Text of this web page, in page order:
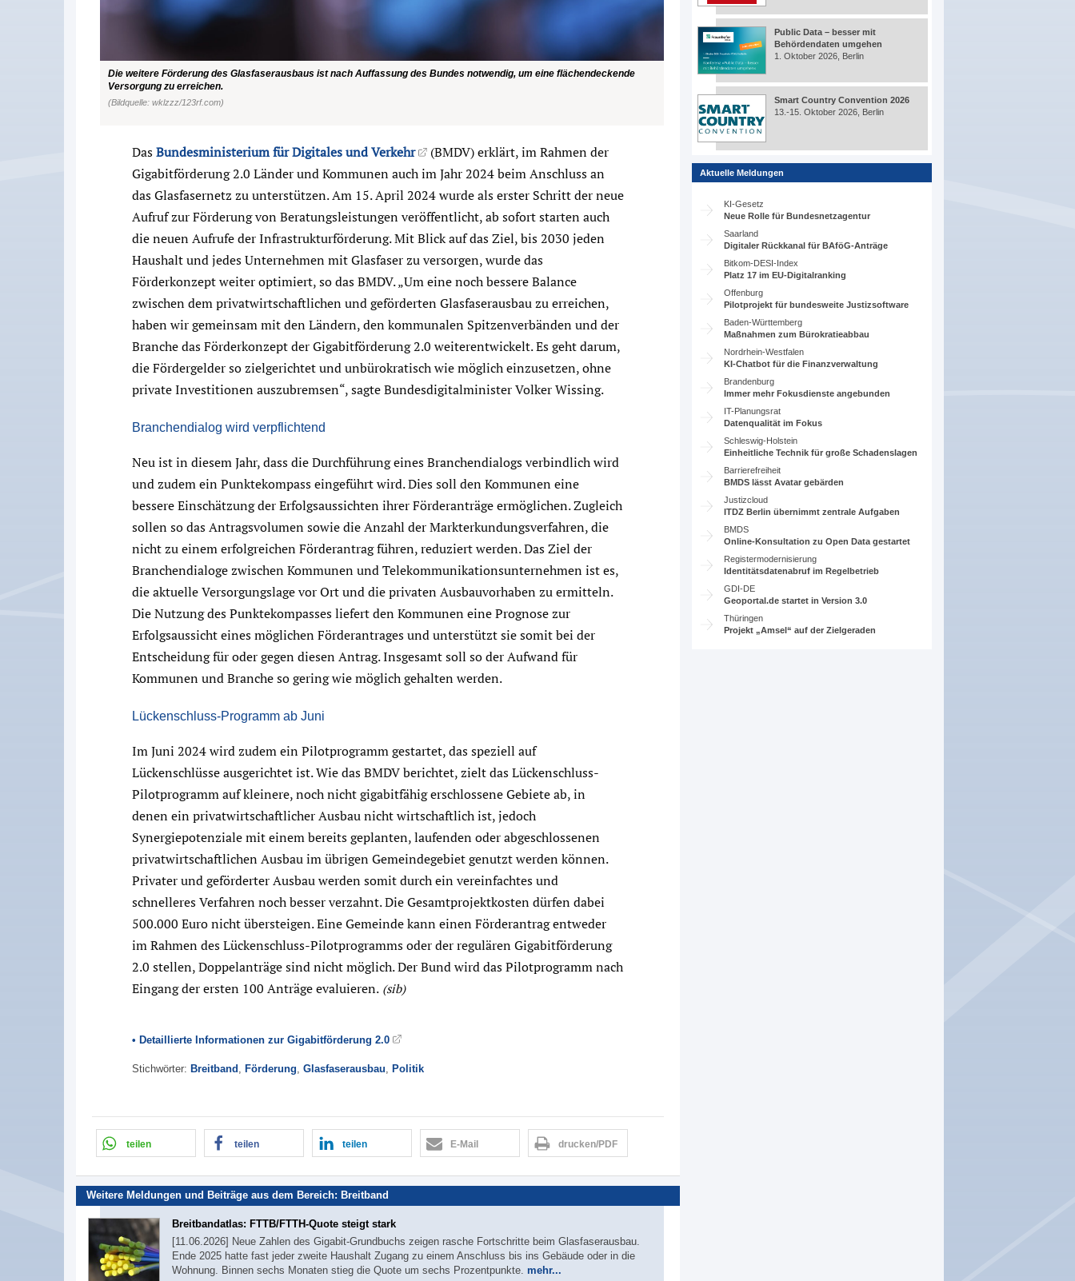
Die weitere Förderung des Glasfaserausbaus ist nach Auffassung des Bundes notwendig, um eine flächendeckende
Versorgung zu erreichen.
(Bildquelle: wklzzz/123rf.com)
DasBundesministerium für Digitales und Verkehr
(BMDV) erklärt, im Rahmen der
Gigabitförderung 2.0 Länder und Kommunen auch im Jahr 2024 beim Anschluss an
das Glasfasernetz zu unterstützen. Am 15. April 2024 wurde als erster Schritt der neue
Aufruf zur Förderung von Beratungsleistungen veröffentlicht, ab sofort starten auch
die neuen Aufrufe der Infrastrukturförderung. Mit Blick auf das Ziel, bis 2030 jeden
Haushalt und jedes Unternehmen mit Glasfaser zu versorgen, wurde das
Förderkonzept weiter optimiert, so das BMDV. „Um eine noch bessere Balance
zwischen dem privatwirtschaftlichen und geförderten Glasfaserausbau zu erreichen,
haben wir gemeinsam mit den Ländern, den kommunalen Spitzenverbänden und der
Branche das Förderkonzept der Gigabitförderung 2.0 weiterentwickelt. Es geht darum,
die Fördergelder so zielgerichtet und unbürokratisch wie möglich einzusetzen, ohne
private Investitionen auszubremsen“, sagte Bundesdigitalminister Volker Wissing.
Branchendialog wird verpflichtend
Neu ist in diesem Jahr, dass die Durchführung eines Branchendialogs verbindlich wird
und zudem ein Punktekompass eingeführt wird. Dies soll den Kommunen eine
bessere Einschätzung der Erfolgsaussichten ihrer Förderanträge ermöglichen. Zugleich
sollen so das Antragsvolumen sowie die Anzahl der Markterkundungsverfahren, die
nicht zu einem erfolgreichen Förderantrag führen, reduziert werden. Das Ziel der
Branchendialoge zwischen Kommunen und Telekommunikationsunternehmen ist es,
die aktuelle Versorgungslage vor Ort und die privaten Ausbauvorhaben zu ermitteln.
Die Nutzung des Punktekompasses liefert den Kommunen eine Prognose zur
Erfolgsaussicht eines möglichen Förderantrages und unterstützt sie somit bei der
Entscheidung für oder gegen diesen Antrag. Insgesamt soll so der Aufwand für
Kommunen und Branche so gering wie möglich gehalten werden.
Lückenschluss-Programm ab Juni
Im Juni 2024 wird zudem ein Pilotprogramm gestartet, das speziell auf
Lückenschlüsse ausgerichtet ist. Wie das BMDV berichtet, zielt das Lückenschluss-
Pilotprogramm auf kleinere, noch nicht gigabitfähig erschlossene Gebiete ab, in
denen ein privatwirtschaftlicher Ausbau nicht wirtschaftlich ist, jedoch
Synergiepotenziale mit einem bereits geplanten, laufenden oder abgeschlossenen
privatwirtschaftlichen Ausbau im übrigen Gemeindegebiet genutzt werden können.
Privater und geförderter Ausbau werden somit durch ein vereinfachtes und
schnelleres Verfahren noch besser verzahnt. Die Gesamtprojektkosten dürfen dabei
500.000 Euro nicht übersteigen. Eine Gemeinde kann einen Förderantrag entweder
im Rahmen des Lückenschluss-Pilotprogramms oder der regulären Gigabitförderung
2.0 stellen, Doppelanträge sind nicht möglich. Der Bund wird das Pilotprogramm nach
Eingang der ersten 100 Anträge evaluieren. (sib)
• Detaillierte Informationen zur Gigabitförderung 2.0
Stichwörter: Breitband , Förderung, Glasfaserausbau, Politik
teilen teilen teilen E-Mail drucken/PDF
Weitere Meldungen und Beiträge aus dem Bereich: Breitband
Breitbandatlas: FTTB/FTTH-Quote steigt stark
[11.06.2026] Neue Zahlen des Gigabit-Grundbuchs zeigen rasche Fortschritte beim Glasfaserausbau.
Ende 2025 hatte fast jeder zweite Haushalt Zugang zu einem Anschluss bis ins Gebäude oder in die
Wohnung. Binnen sechs Monaten stieg die Quote um sechs Prozentpunkte. mehr...
Public Data – besser mit
Behördendaten umgehen
1. Oktober 2026, Berlin
Smart Country Convention 2026
13.-15. Oktober 2026, Berlin
Aktuelle Meldungen
KI-Gesetz
Neue Rolle für Bundesnetzagentur
Saarland
Digitaler Rückkanal für BAföG-Anträge
Bitkom-DESI-Index
Platz 17 im EU-Digitalranking
Offenburg
Pilotprojekt für bundesweite Justizsoftware
Baden-Württemberg
Maßnahmen zum Bürokratieabbau
Nordrhein-Westfalen
KI-Chatbot für die Finanzverwaltung
Brandenburg
Immer mehr Fokusdienste angebunden
IT-Planungsrat
Datenqualität im Fokus
Schleswig-Holstein
Einheitliche Technik für große Schadenslagen
Barrierefreiheit
BMDS lässt Avatar gebärden
Justizcloud
ITDZ Berlin übernimmt zentrale Aufgaben
BMDS
Online-Konsultation zu Open Data gestartet
Registermodernisierung
Identitätsdatenabruf im Regelbetrieb
GDI-DE
Geoportal.de startet in Version 3.0
Thüringen
Projekt „Amsel“ auf der Zielgeraden